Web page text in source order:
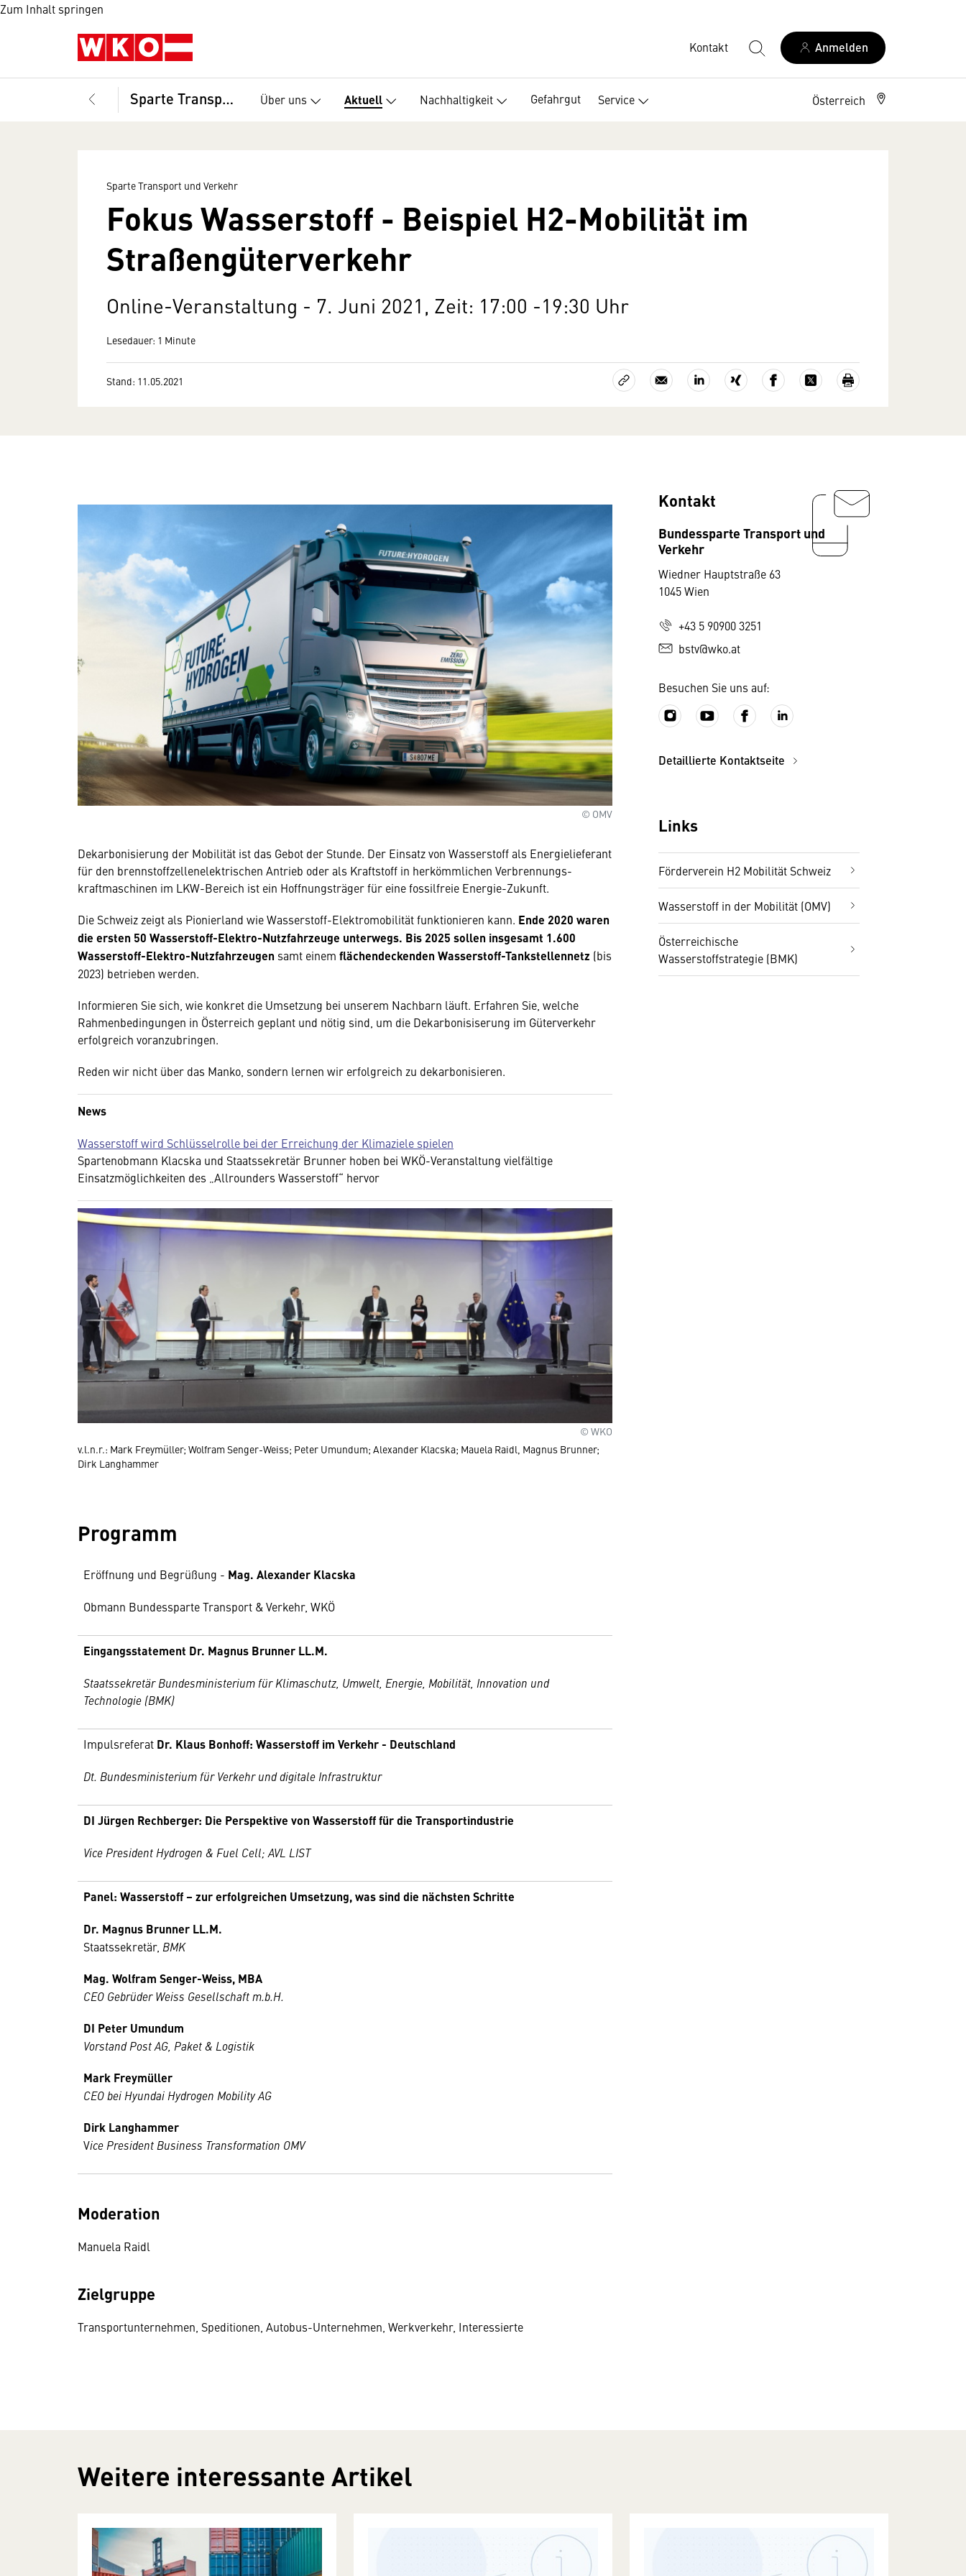
Zum Inhalt springen
Kontakt Anmelden
Sparte Transport und Verkehr Über uns Aktuell Nachhaltigkeit Gefahrgut Service Österreich
Sparte Transport und Verkehr
Fokus Wasserstoff - Beispiel H2-Mobilität im
Straßengüterverkehr
Online-Veranstaltung - 7. Juni 2021, Zeit: 17:00 -19:30 Uhr
Lesedauer: 1 Minute
Stand: 11.05.2021
© OMV
Dekarbonisierung der Mobilität ist das Gebot der Stunde. Der Einsatz von Wasserstoff als Energielieferant
für den brennstoffzellenelektrischen Antrieb oder als Kraftstoff in herkömmlichen Verbrennungs-
kraftmaschinen im LKW-Bereich ist ein Hoffnungsträger für eine fossilfreie Energie-Zukunft.
Die Schweiz zeigt als Pionierland wie Wasserstoff-Elektromobilität funktionieren kann. Ende 2020 waren
die ersten 50 Wasserstoff-Elektro-Nutzfahrzeuge unterwegs. Bis 2025 sollen insgesamt 1.600
Wasserstoff-Elektro-Nutzfahrzeugen samt einem flächendeckenden Wasserstoff-Tankstellennetz (bis
2023) betrieben werden.
Informieren Sie sich, wie konkret die Umsetzung bei unserem Nachbarn läuft. Erfahren Sie, welche
Rahmenbedingungen in Österreich geplant und nötig sind, um die Dekarbonisiserung im Güterverkehr
erfolgreich voranzubringen.
Reden wir nicht über das Manko, sondern lernen wir erfolgreich zu dekarbonisieren.
News
Wasserstoff wird Schlüsselrolle bei der Erreichung der Klimaziele spielen
Spartenobmann Klacska und Staatssekretär Brunner hoben bei WKÖ-Veranstaltung vielfältige
Einsatzmöglichkeiten des „Allrounders Wasserstoff“ hervor
© WKO
v.l.n.r.: Mark Freymüller; Wolfram Senger-Weiss; Peter Umundum; Alexander Klacska; Mauela Raidl, Magnus Brunner;
Dirk Langhammer
Programm
Eröffnung und Begrüßung - Mag. Alexander Klacska
Obmann Bundessparte Transport & Verkehr, WKÖ
Eingangsstatement Dr. Magnus Brunner LL.M.
Staatssekretär Bundesministerium für Klimaschutz, Umwelt, Energie, Mobilität, Innovation und
Technologie (BMK)
Impulsreferat Dr. Klaus Bonhoff: Wasserstoff im Verkehr - Deutschland
Dt. Bundesministerium für Verkehr und digitale Infrastruktur
DI Jürgen Rechberger: Die Perspektive von Wasserstoff für die Transportindustrie
Vice President Hydrogen & Fuel Cell; AVL LIST
Panel: Wasserstoff – zur erfolgreichen Umsetzung, was sind die nächsten Schritte
Dr. Magnus Brunner LL.M.
Staatssekretär, BMK
Mag. Wolfram Senger-Weiss, MBA
CEO Gebrüder Weiss Gesellschaft m.b.H.
DI Peter Umundum
Vorstand Post AG, Paket & Logistik
Mark Freymüller
CEO bei Hyundai Hydrogen Mobility AG
Dirk Langhammer
Vice President Business Transformation OMV
Moderation
Manuela Raidl
Zielgruppe
Transportunternehmen, Speditionen, Autobus-Unternehmen, Werkverkehr, Interessierte
Kontakt
Bundessparte Transport und
Verkehr
Wiedner Hauptstraße 63
1045 Wien
+43 5 90900 3251
bstv@wko.at
Besuchen Sie uns auf:
Detaillierte Kontaktseite
Links
Förderverein H2 Mobilität Schweiz
Wasserstoff in der Mobilität (OMV)
Österreichische
Wasserstoffstrategie (BMK)
Weitere interessante Artikel